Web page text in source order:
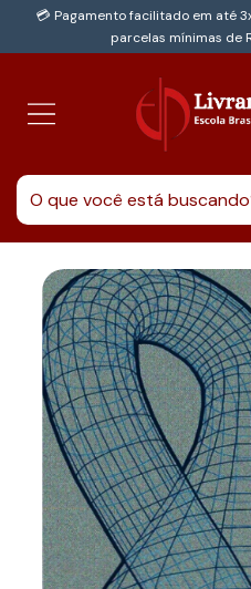
💳 Pagamento facilitado em até
parcelas mínimas de